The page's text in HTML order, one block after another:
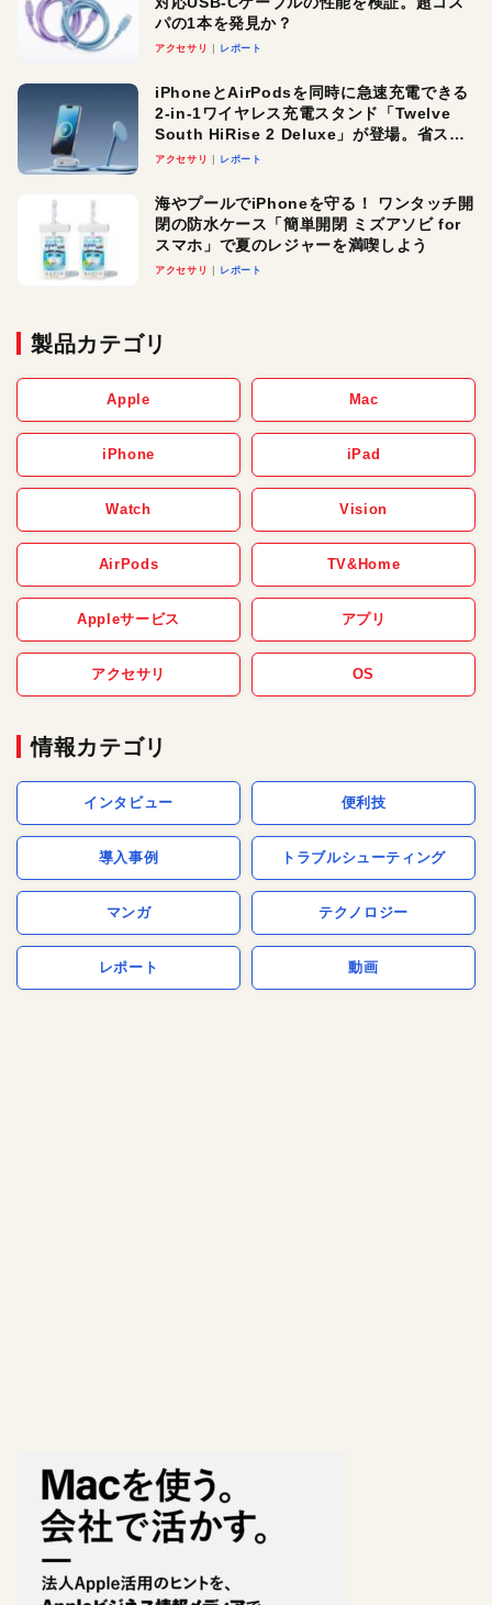
パの1本を発見か？
アクセサリ レポート
iPhoneとAirPodsを同時に急速充電できる
2-in-1ワイヤレス充電スタンド「Twelve
South HiRise 2 Deluxe」が登場。省スペ
ースでおしゃれに充電したい人にオスス
アクセサリ レポート
海やプールでiPhoneを守る！ ワンタッチ開
閉の防水ケース「簡単開閉 ミズアソビ for
スマホ」で夏のレジャーを満喫しよう
アクセサリ レポート
製品カテゴリ
Apple Mac
iPhone iPad
Watch Vision
AirPods TV&Home
Appleサービス アプリ
アクセサリ OS
情報カテゴリ
インタビュー 便利技
導入事例 トラブルシューティング
マンガ テクノロジー
レポート 動画